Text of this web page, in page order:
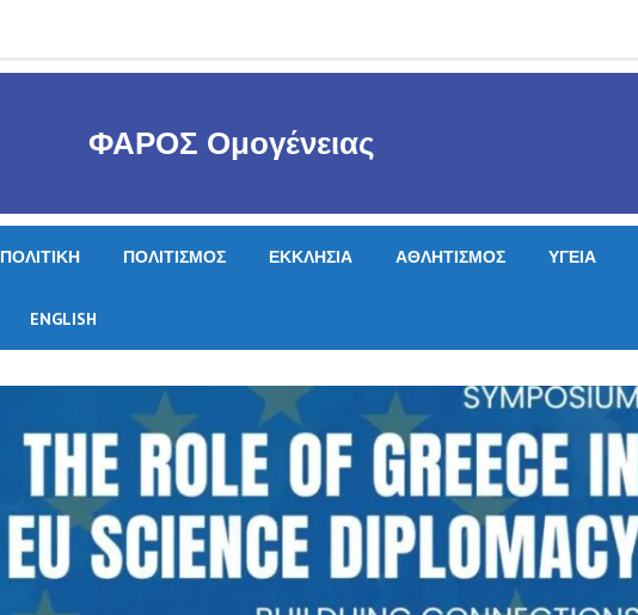
ΦΑΡΟΣ Ομογένειας
ΠΟΛΙΤΙΚΗ ΠΟΛΙΤΙΣΜΟΣ ΕΚΚΛΗΣΙΑ ΑΘΛΗΤΙΣΜΟΣ ΥΓΕΙΑ
ENGLISH